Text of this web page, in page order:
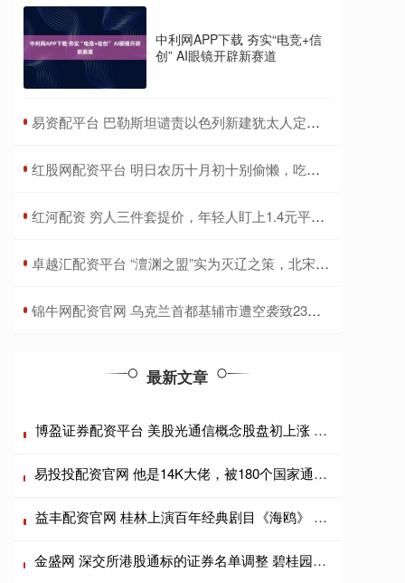
中利网APP下载 夯实“电竞+信
创” AI眼镜开辟新赛道
​易资配平台 巴勒斯坦谴责以色列新建犹太人定居点决定
​红股网配资平台 明日农历十月初十别偷懒，吃对 3 样食，做好 1 件事，日子越越过越顺
​红河配资 穷人三件套提价，年轻人盯上1.4元平价餐！挂面翻盘成新宠
​卓越汇配资平台 “澶渊之盟”实为灭辽之策，北宋每年赔给辽国岁币，背后另有深意
​锦牛网配资官网 乌克兰首都基辅市遭空袭致23人死亡
最新文章
博盈证券配资平台 美股光通信概念股盘初上涨 AAOI涨超10%
易投投配资官网 他是14K大佬，被180个国家通缉，连世纪悍匪张子强都要跪拜？
益丰配资官网 桂林上演百年经典剧目《海鸥》 中俄联袂打造焕发新意
金盛网 深交所港股通标的证券名单调整 碧桂园、周六福等获调入, 富力、金地商置等调出